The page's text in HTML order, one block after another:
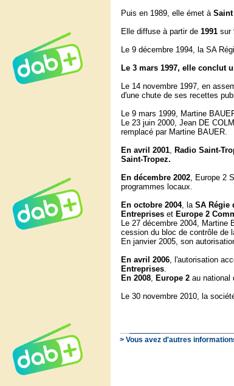
Puis en 1989, elle émet à Saint
Elle diffuse à partir de 1991 sur
Le 9 décembre 1994, la SA
Le 3 mars 1997, elle conclut
Le 14 novembre 1997, en
d'une chute de ses recettes
Le 9 mars 1999, Martine
Le 23 juin 2000, Jean DE
remplacé par Martine BAUER.
En avril 2001, Radio Saint-
Saint-Tropez.
En décembre 2002, Europe 2
programmes locaux.
En octobre 2004, la SA Régie
Entreprises et Europe 2
Le 27 décembre 2004, Martine
cession du bloc de contrôle de
En janvier 2005, son
En avril 2006, l'autorisation
Entreprises.
En 2008, Europe 2 au national
Le 30 novembre 2010, la
> Vous avez d'autres